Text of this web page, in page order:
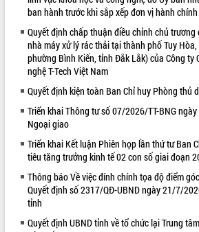
Trailer Lễ hội Sầu riêng Đắk Lắk năm
2026
Khám bệnh, cấp phát thuốc miễn phí
và tặng quà người dân xã Cư Pui
Hội nghị UBND tỉnh Đắk Lắk thường kỳ
tháng 7/2026
Lễ truy tặng danh hiệu “Bà Mẹ Việt
Nam Anh hùng” và trao Huân chương
Lao động
UBND tỉnh Đắk Lắk triển khai nhiệm
ALBUM ẢNH
ban hành trước khi sắp xếp đơn vị hành
Quyết định chấp thuận điều chỉnh chủ
nhà máy xử lý rác thải tại thành phố Tuy
phường Bình Kiến, tỉnh Đắk Lắk) của Công ty
nghệ T-Tech Việt Nam
Quyết định kiện toàn Ban Chỉ huy Phòng thủ
Triển khai Thông tư số 07/2026/TT-BNG
Ngoại giao
Triển khai Kết luận Phiên họp lần thứ tư Ban
tiêu tăng trưởng kinh tế 02 con số giai đoạn
Thông báo Về việc đính chính tọa độ điểm
Quyết định số 2317/QĐ-UBND ngày 21/7/
tỉnh
Quyết định UBND tỉnh về tổ chức lại Trung